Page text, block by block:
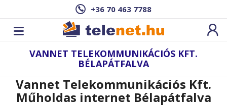
+36 70 463 7788
VANNET TELEKOMMUNIKÁCIÓS KFT.
BÉLAPÁTFALVA
Vannet Telekommunikációs Kft.
Műholdas internet Bélapátfalva